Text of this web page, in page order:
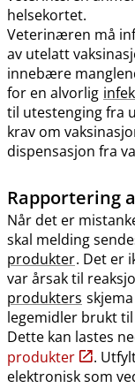
helsekortet.
Veterinæren må
av utelatt
innebære
for en alvorlig
til utestenging fra
krav om
dispensasjon fra
Rapportering
Når det er
skal melding
produkter. Det er
var årsak til
produkters
legemidler brukt
Dette kan lastes
produkter
.
elektronisk som